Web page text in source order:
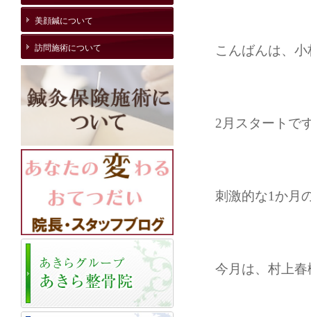
こんばんは、
2月スタートで
刺激的な1か月
今月は、村上
美顔鍼について
訪問施術について